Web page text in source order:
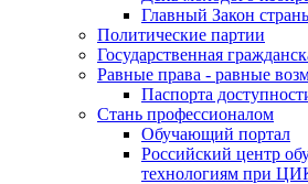
Главный Закон
Политические партии
Государственная
Равные права - равные
Паспорта
Стань профессионалом
Обучающий портал
Российский центр
технологиям при